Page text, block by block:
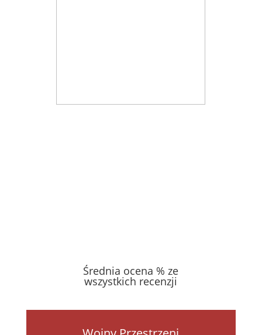
Średnia ocena % ze
wszystkich recenzji